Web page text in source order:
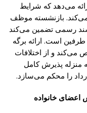
می‌دهد که شرایط
بازنشسته موظف
سند رسمی تضمین می‌کند
است. ارائه برگه
می‌کند و از اختلافات
منزله پذیرش کامل
را محکم می‌سازد.